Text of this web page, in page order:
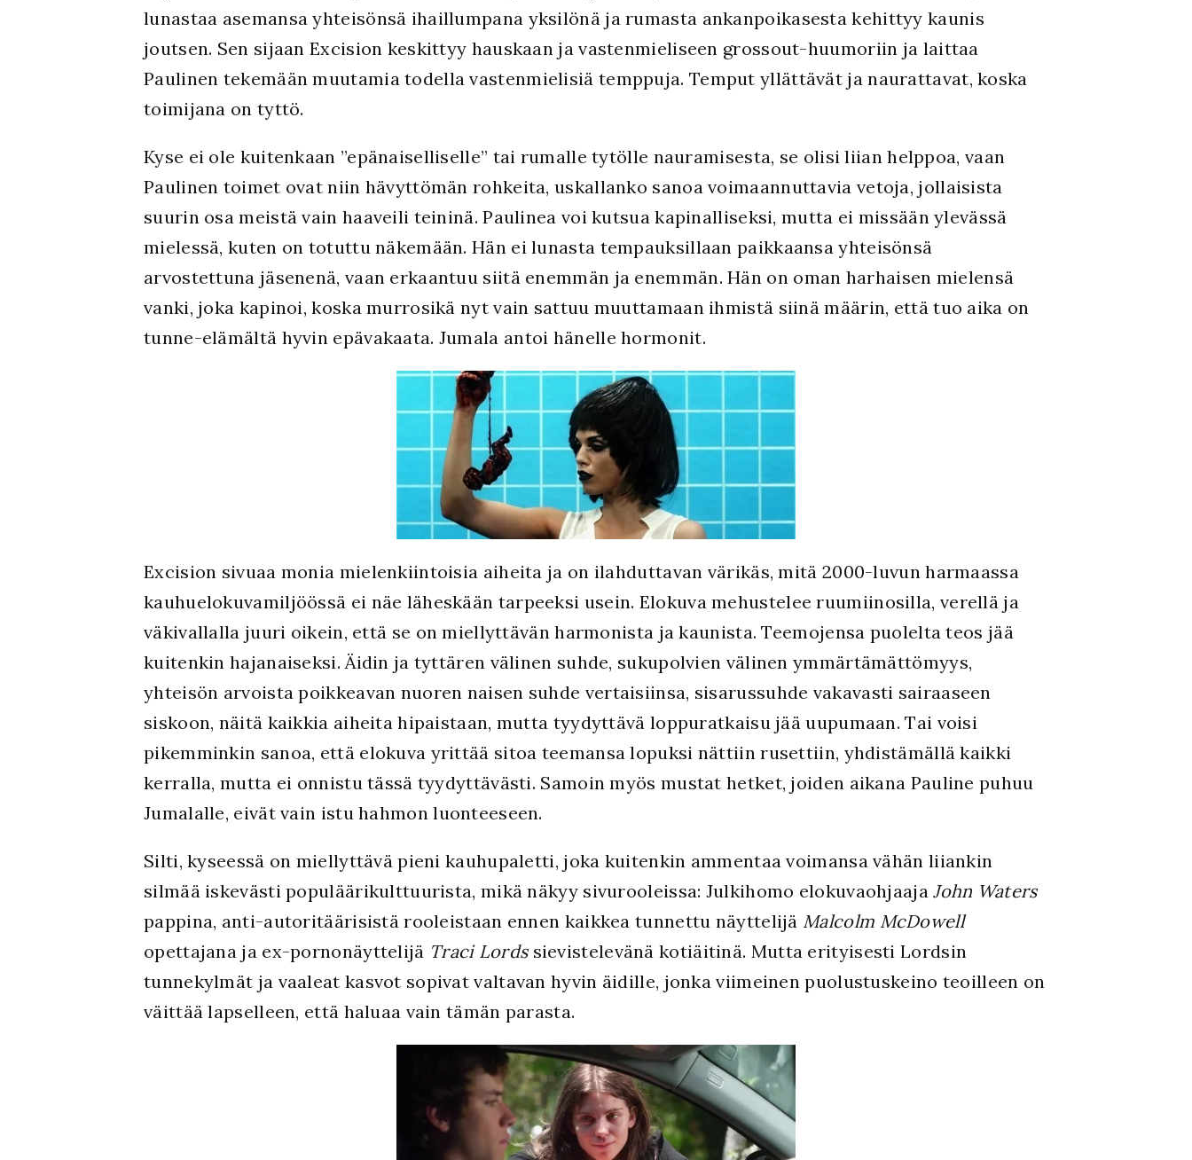
lunastaa asemansa yhteisönsä ihaillumpana yksilönä ja rumasta ankanpoikasesta kehittyy kaunis
joutsen. Sen sijaan Excision keskittyy hauskaan ja vastenmieliseen grossout-huumoriin ja laittaa
Paulinen tekemään muutamia todella vastenmielisiä temppuja. Temput yllättävät ja naurattavat, koska
toimijana on tyttö.
Kyse ei ole kuitenkaan ”epänaiselliselle” tai rumalle tytölle nauramisesta, se olisi liian helppoa, vaan
Paulinen toimet ovat niin hävyttömän rohkeita, uskallanko sanoa voimaannuttavia vetoja, jollaisista
suurin osa meistä vain haaveili teininä. Paulinea voi kutsua kapinalliseksi, mutta ei missään ylevässä
mielessä, kuten on totuttu näkemään. Hän ei lunasta tempauksillaan paikkaansa yhteisönsä
arvostettuna jäsenenä, vaan erkaantuu siitä enemmän ja enemmän. Hän on oman harhaisen mielensä
vanki, joka kapinoi, koska murrosikä nyt vain sattuu muuttamaan ihmistä siinä määrin, että tuo aika on
tunne-elämältä hyvin epävakaata. Jumala antoi hänelle hormonit.
Excision sivuaa monia mielenkiintoisia aiheita ja on ilahduttavan värikäs, mitä 2000-luvun harmaassa
kauhuelokuvamiljöössä ei näe läheskään tarpeeksi usein. Elokuva mehustelee ruumiinosilla, verellä ja
väkivallalla juuri oikein, että se on miellyttävän harmonista ja kaunista. Teemojensa puolelta teos jää
kuitenkin hajanaiseksi. Äidin ja tyttären välinen suhde, sukupolvien välinen ymmärtämättömyys,
yhteisön arvoista poikkeavan nuoren naisen suhde vertaisiinsa, sisarussuhde vakavasti sairaaseen
siskoon, näitä kaikkia aiheita hipaistaan, mutta tyydyttävä loppuratkaisu jää uupumaan. Tai voisi
pikemminkin sanoa, että elokuva yrittää sitoa teemansa lopuksi nättiin rusettiin, yhdistämällä kaikki
kerralla, mutta ei onnistu tässä tyydyttävästi. Samoin myös mustat hetket, joiden aikana Pauline puhuu
Jumalalle, eivät vain istu hahmon luonteeseen.
Silti, kyseessä on miellyttävä pieni kauhupaletti, joka kuitenkin ammentaa voimansa vähän liiankin
silmää iskevästi populäärikulttuurista, mikä näkyy sivurooleissa: Julkihomo elokuvaohjaajaJohn Waters
pappina, anti-autoritäärisistä rooleistaan ennen kaikkea tunnettu näyttelijä Malcolm McDowell
opettajana ja ex-pornonäyttelijä Traci Lordssievistelevänä kotiäitinä. Mutta erityisesti Lordsin
tunnekylmät ja vaaleat kasvot sopivat valtavan hyvin äidille, jonka viimeinen puolustuskeino teoilleen on
väittää lapselleen, että haluaa vain tämän parasta.